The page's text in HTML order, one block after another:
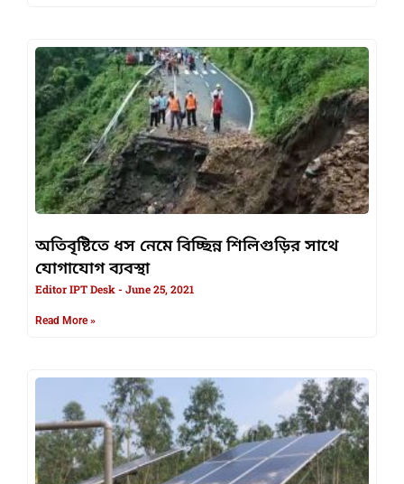
অতিবৃষ্টিতে ধস নেমে বিচ্ছিন্ন শিলিগুড়ির সাথে
যোগাযোগ ব্যবস্থা
Editor IPT Desk June 25, 2021
Read More »